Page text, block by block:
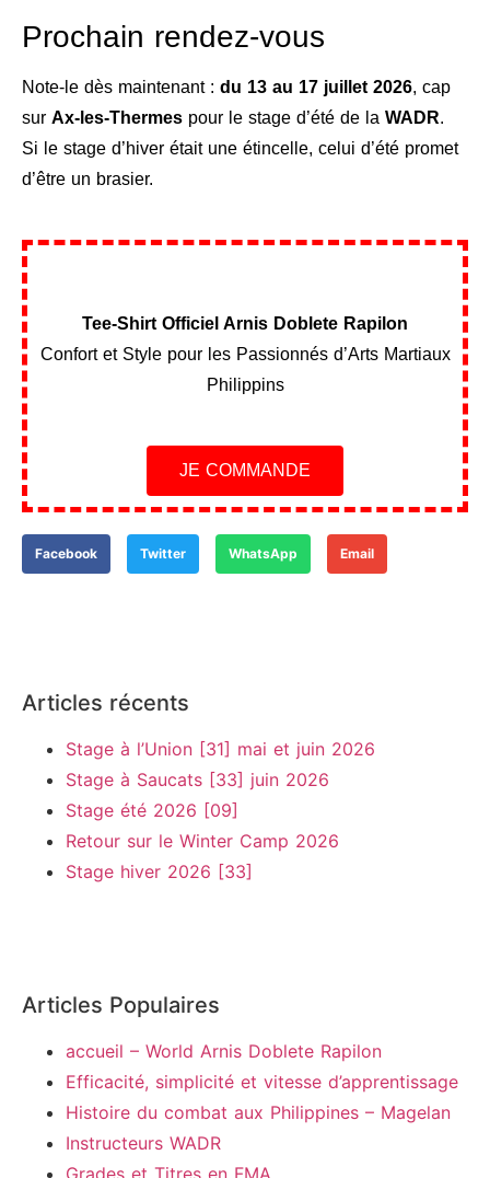
Prochain rendez-vous
Note-le dès maintenant : du 13 au 17 juillet 2026, cap
sur Ax-les-Thermes pour le stage d’été de la WADR.
Si le stage d’hiver était une étincelle, celui d’été promet
d’être un brasier.
Tee-Shirt Officiel Arnis Doblete Rapilon
Confort et Style pour les Passionnés d’Arts Martiaux
Philippins
JE COMMANDE
Facebook Twitter WhatsApp Email
Articles récents
Stage à l’Union [31] mai et juin 2026
Stage à Saucats [33] juin 2026
Stage été 2026 [09]
Retour sur le Winter Camp 2026
Stage hiver 2026 [33]
Articles Populaires
accueil – World Arnis Doblete Rapilon
Efficacité, simplicité et vitesse d’apprentissage
Histoire du combat aux Philippines – Magelan
Instructeurs WADR
Grades et Titres en FMA